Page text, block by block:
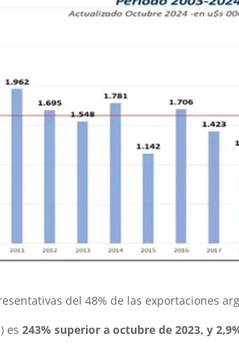
del 48% de las exportaciones
es243% superior a octubre de 2023, y